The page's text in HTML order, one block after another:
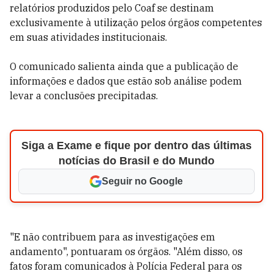
relatórios produzidos pelo Coaf se destinam
exclusivamente à utilização pelos órgãos competentes
em suas atividades institucionais.
O comunicado salienta ainda que a publicação de
informações e dados que estão sob análise podem
levar a conclusões precipitadas.
Siga a Exame e fique por dentro das últimas
notícias do Brasil e do Mundo
Seguir no Google
"E não contribuem para as investigações em
andamento", pontuaram os órgãos. "Além disso, os
fatos foram comunicados à Polícia Federal para os